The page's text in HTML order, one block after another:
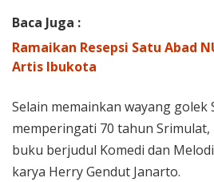
Baca Juga :
Ramaikan Resepsi Satu Abad
Artis Ibukota
Selain memainkan wayang golek
memperingati 70 tahun
buku berjudul Komedi dan
karya Herry Gendut Janarto.